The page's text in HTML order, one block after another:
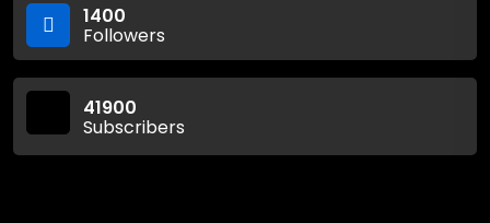
1400
Followers
41900
Subscribers